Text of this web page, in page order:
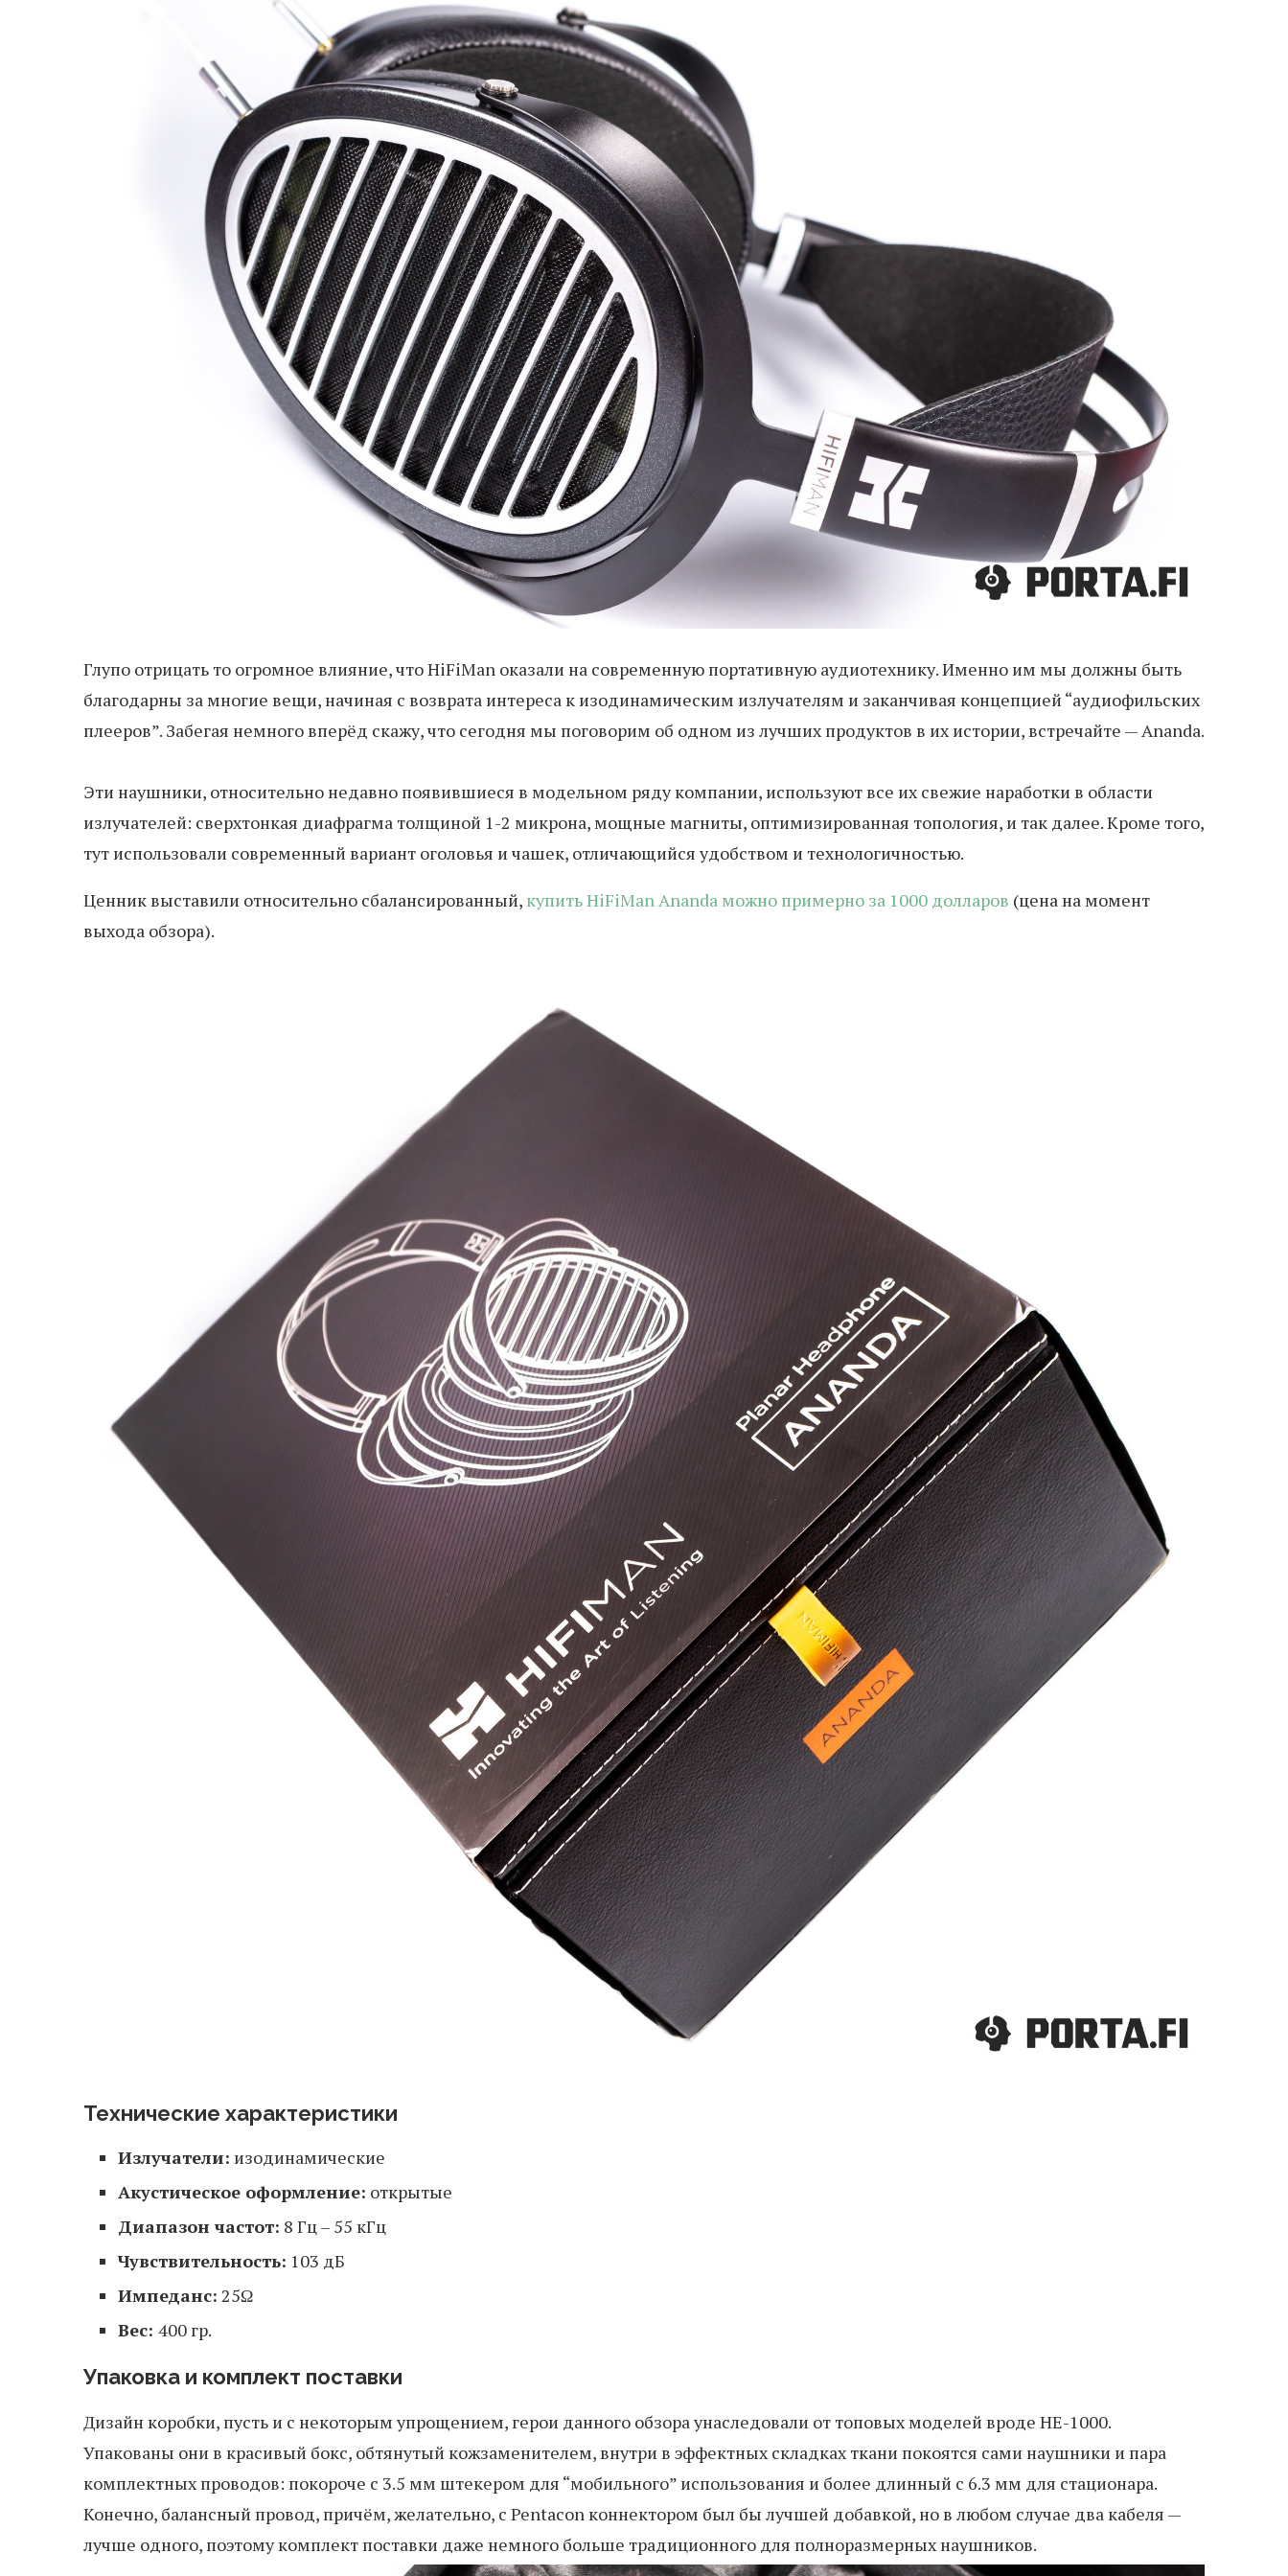
Глупо отрицать то огромное влияние, что HiFiMan оказали на современную портативную аудиотехнику. Именно им мы должны быть
благодарны за многие вещи, начиная с возврата интереса к изодинамическим излучателям и заканчивая концепцией “аудиофильских
плееров”. Забегая немного вперёд скажу, что сегодня мы поговорим об одном из лучших продуктов в их истории, встречайте — Ananda.
Эти наушники, относительно недавно появившиеся в модельном ряду компании, используют все их свежие наработки в области
излучателей: сверхтонкая диафрагма толщиной 1-2 микрона, мощные магниты, оптимизированная топология, и так далее. Кроме того,
тут использовали современный вариант оголовья и чашек, отличающийся удобством и технологичностью.
Ценник выставили относительно сбалансированный, купить HiFiMan Ananda можно примерно за 1000 долларов (цена на момент
выхода обзора).
Технические характеристики
Излучатели: изодинамические
Акустическое оформление: открытые
Диапазон частот: 8 Гц – 55 кГц
Чувствительность: 103 дБ
Импеданс: 25Ω
Вес: 400 гр.
Упаковка и комплект поставки
Дизайн коробки, пусть и с некоторым упрощением, герои данного обзора унаследовали от топовых моделей вроде HE-1000.
Упакованы они в красивый бокс, обтянутый кожзаменителем, внутри в эффектных складках ткани покоятся сами наушники и пара
комплектных проводов: покороче с 3.5 мм штекером для “мобильного” использования и более длинный с 6.3 мм для стационара.
Конечно, балансный провод, причём, желательно, с Pentacon коннектором был бы лучшей добавкой, но в любом случае два кабеля —
лучше одного, поэтому комплект поставки даже немного больше традиционного для полноразмерных наушников.